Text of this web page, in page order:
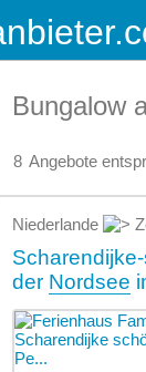
Bungalow
8 Angebote
Niederlande
der Nordsee